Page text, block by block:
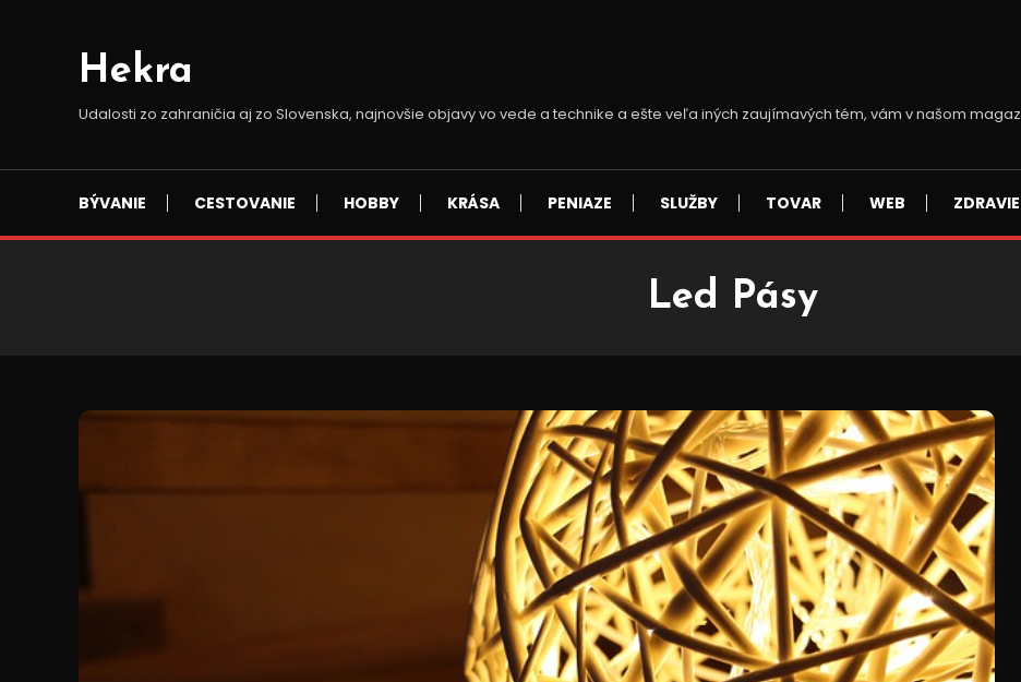
Hekra
Udalosti zo zahraničia aj zo Slovenska, najnovšie objavy vo vede a technike a ešte veľa iných zaujímavých tém, vám v našom
BÝVANIE CESTOVANIE HOBBY KRÁSA PENIAZE SLUŽBY TOVAR WEB ZDRAVIE
Led Pásy